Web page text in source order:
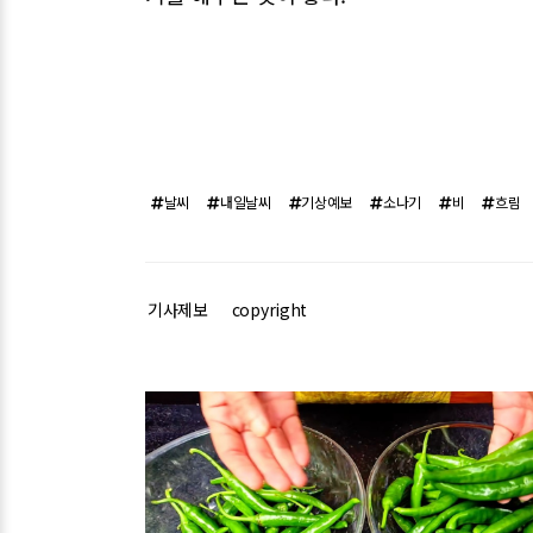
날씨 내일날씨 기상예보 소나기 비 흐림
기사제보 copyright
관련기사